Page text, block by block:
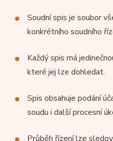
Soudní spis je soubor
konkrétního soudního
Každý spis má
které jej lze dohledat.
Spis obsahuje podání
soudu i další procesní
Průběh řízení lze